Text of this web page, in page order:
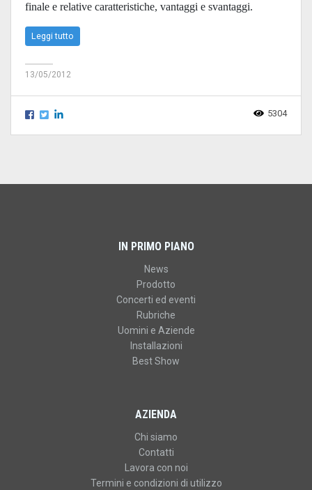
finale e relative caratteristiche, vantaggi e svantaggi.
Leggi tutto
13/05/2012
5304
IN PRIMO PIANO
News
Prodotto
Concerti ed eventi
Rubriche
Uomini e Aziende
Installazioni
Best Show
AZIENDA
Chi siamo
Contatti
Lavora con noi
Termini e condizioni di utilizzo